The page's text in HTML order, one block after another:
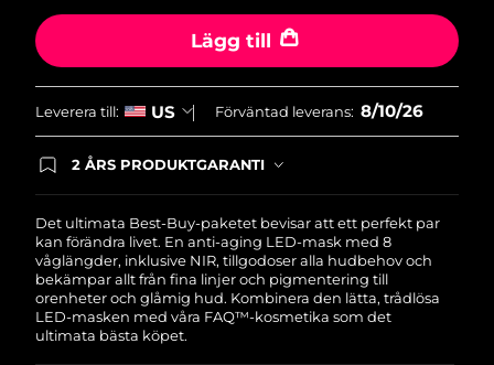
Lägg till
Leverera till: US Förväntad leverans: 8/10/26
2 ÅRS PRODUKTGARANTI
utan extra kostnad om du får problem med den
inom två år efter inköpsdatum.
Det ultimata Best-Buy-paketet bevisar att ett perfekt par
kan förändra livet. En anti-aging LED-mask med 8
våglängder, inklusive NIR, tillgodoser alla hudbehov och
bekämpar allt från fina linjer och pigmentering till
orenheter och glåmig hud. Kombinera den lätta, trådlösa
LED-masken med våra FAQ™-kosmetika som det
ultimata bästa köpet.